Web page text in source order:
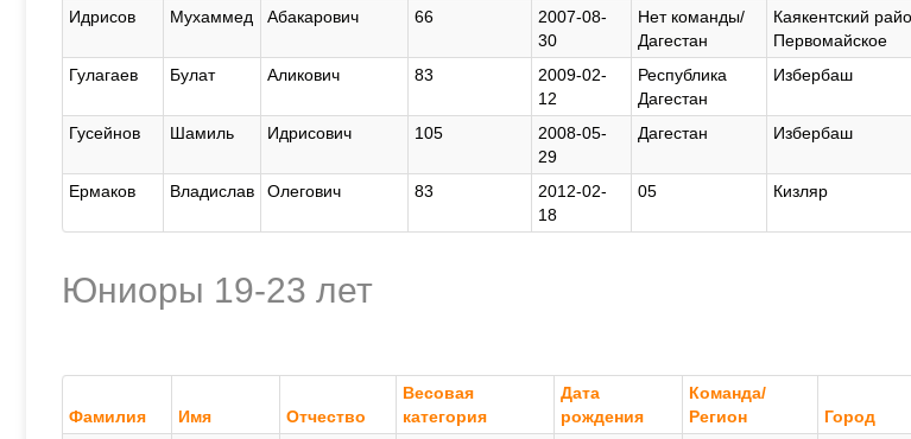
Идрисов
Мухаммед Абакарович 66
2007-08-
30
Нет команды/
Дагестан
Каякентский
Первомайское
Гулагаев Булат Аликович 83
2009-02-
12
Республика
Дагестан
Избербаш
Гусейнов
Шамиль Идрисович 105
2008-05-
29
Дагестан Избербаш
Ермаков
Владислав Олегович 83
2012-02-
18
05 Кизляр
Юниоры 19-23 лет
Фамилия Имя Отчество
Весовая
категория
Дата
рождения
Команда/
Регион
Город